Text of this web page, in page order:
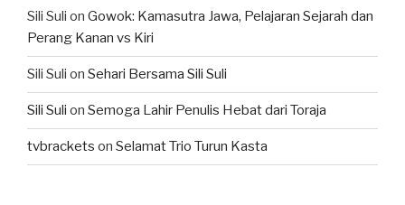
Sili Suli on Gowok: Kamasutra Jawa, Pelajaran Sejarah dan
Perang Kanan vs Kiri
Sili Suli on Sehari Bersama Sili Suli
Sili Suli on Semoga Lahir Penulis Hebat dari Toraja
tvbrackets on Selamat Trio Turun Kasta